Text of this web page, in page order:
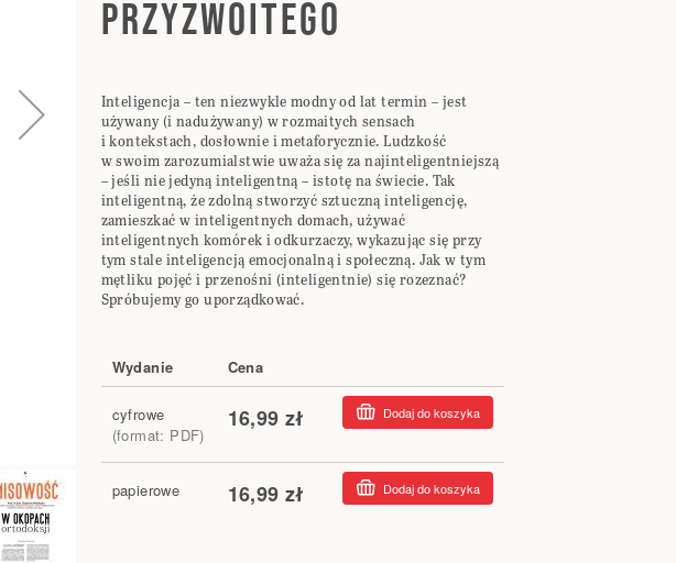
PRZYZWOITEGO
Inteligencja – ten niezwykle modny od lat termin – jest
używany (i nadużywany) w rozmaitych sensach
i kontekstach, dosłownie i metaforycznie. Ludzkość
w swoim zarozumialstwie uważa się za najinteligentniejszą
– jeśli nie jedyną inteligentną – istotę na świecie. Tak
inteligentną, że zdolną stworzyć sztuczną inteligencję,
zamieszkać w inteligentnych domach, używać
inteligentnych komórek i odkurzaczy, wykazując się przy
tym stale inteligencją emocjonalną i społeczną. Jak w tym
mętliku pojęć i przenośni (inteligentnie) się rozeznać?
Spróbujemy go uporządkować.
produktów
grupowanych
Wydanie Cena
cyfrowe
(format: PDF)
16,99 zł Dodaj do koszyka
papierowe 16,99 zł Dodaj do koszyka